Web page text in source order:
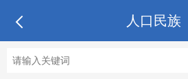
人口民族